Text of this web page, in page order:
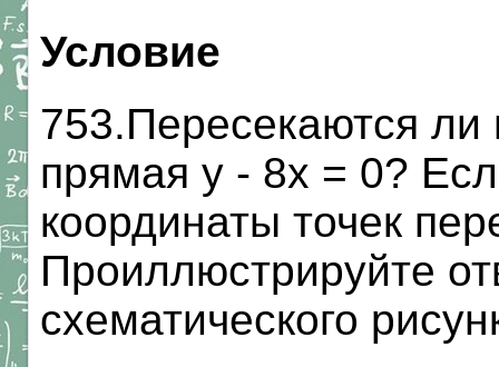
Условие
753.Пересекаются ли
прямая у - 8х = 0?
координаты точек
Проиллюстрируйте
схематического